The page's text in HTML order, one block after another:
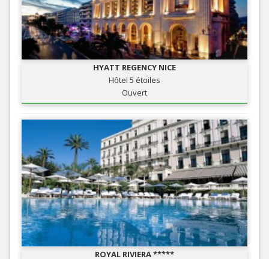
HYATT REGENCY NICE
Hôtel 5 étoiles
Ouvert
ROYAL RIVIERA *****